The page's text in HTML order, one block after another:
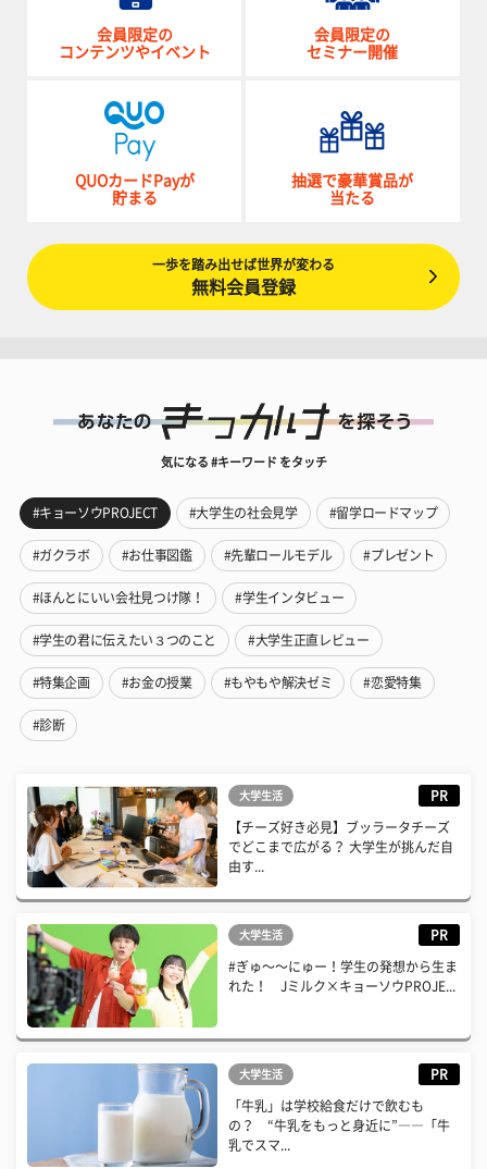
会員限定の
コンテンツやイベント
会員限定の
セミナー開催
QUOカードPayが
貯まる
抽選で豪華賞品が
当たる
一歩を踏み出せば世界が変わる
無料会員登録
気になる #キーワード をタッチ
#キョーソウPROJECT #大学生の社会見学 #留学ロードマップ
#ガクラボ #お仕事図鑑 #先輩ロールモデル #プレゼント
#ほんとにいい会社見つけ隊！ #学生インタビュー
#学生の君に伝えたい３つのこと #大学生正直レビュー
#特集企画 #お金の授業 #もやもや解決ゼミ #恋愛特集
#診断
大学生活 PR
【チーズ好き必見】ブッラータチーズ
でどこまで広がる？ 大学生が挑んだ自
由す...
大学生活 PR
#ぎゅ〜〜にゅー！学生の発想から生ま
れた！ Jミルク×キョーソウPROJE...
大学生活 PR
「牛乳」は学校給食だけで飲むも
の？ “牛乳をもっと身近に”――「牛
乳でスマ...